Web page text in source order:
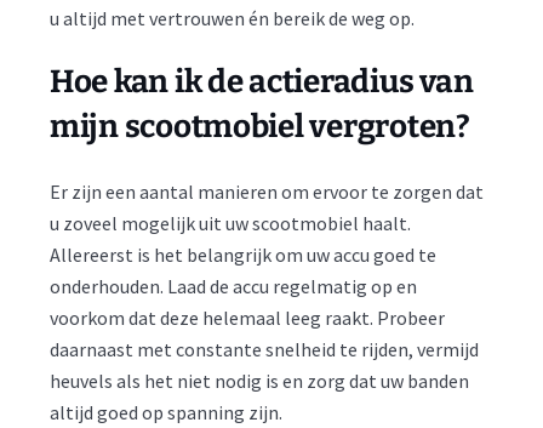
u altijd met vertrouwen én bereik de weg op.
Hoe kan ik de actieradius van
mijn scootmobiel vergroten?
Er zijn een aantal manieren om ervoor te zorgen dat
u zoveel mogelijk uit uw scootmobiel haalt.
Allereerst is het belangrijk om uw accu goed te
onderhouden. Laad de accu regelmatig op en
voorkom dat deze helemaal leeg raakt. Probeer
daarnaast met constante snelheid te rijden, vermijd
heuvels als het niet nodig is en zorg dat uw banden
altijd goed op spanning zijn.